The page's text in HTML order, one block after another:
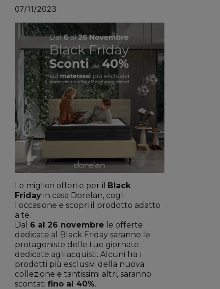
07/11/2023
Le migliori offerte per il Black
Friday in casa Dorelan, cogli
l'occasione e scopri il prodotto adatto
a te.
Dal 6 al 26 novembre le offerte
dedicate al Black Friday saranno le
protagoniste delle tue giornate
dedicate agli acquisti. Alcuni fra i
prodotti più esclusivi della nuova
collezione e tantissimi altri, saranno
scontati fino al 40%.